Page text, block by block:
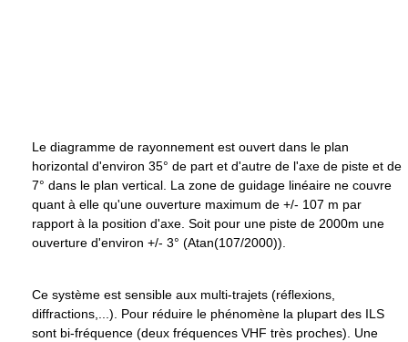
Le diagramme de rayonnement est ouvert dans le plan
horizontal d'environ 35° de part et d'autre de l'axe de piste et de
7° dans le plan vertical. La zone de guidage linéaire ne couvre
quant à elle qu'une ouverture maximum de +/- 107 m par
rapport à la position d'axe. Soit pour une piste de 2000m une
ouverture d'environ +/- 3° (Atan(107/2000)).
Ce système est sensible aux multi-trajets (réflexions,
diffractions,...). Pour réduire le phénomène la plupart des ILS
sont bi-fréquence (deux fréquences VHF très proches). Une